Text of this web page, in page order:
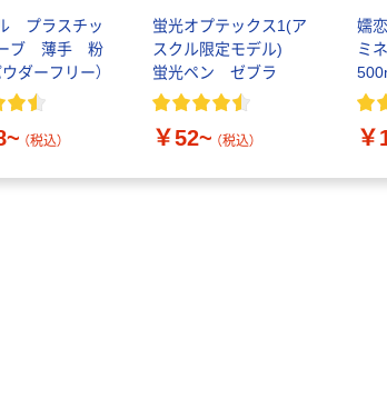
プラスチッ
ブ 薄手 粉
ウダーフリー）
（税込）
蛍光オプテックス1(ア
スクル限定モデル)
蛍光ペン ゼブラ
￥52~ （税込）
嬬
ミ
付
￥